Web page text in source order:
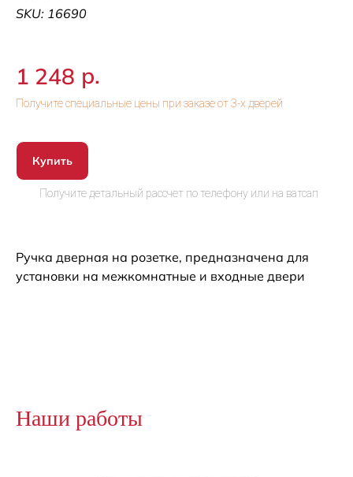
SKU: 16690
1 248 р.
Купить
Ручка дверная на розетке, предназначена для
установки на межкомнатные и входные двери
Наши работы